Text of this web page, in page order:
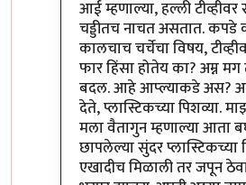
आई म्हणाल्या, हल्ली टीव्हीवर
चड्डीतच नाचत असतात. कपडे
कालचाच चर्चेचा विषय,
फार हिंसा होतेय का? अम्न
बदल. आहे आप्ल्याकडे अस?
देते, प्लास्टिकच्या पिशव्या.
मला वैतागुन म्हणाल्या आता
छापलेल्या सुंदर प्लास्टिकच्या
एखादीच मिळाली तर जपून